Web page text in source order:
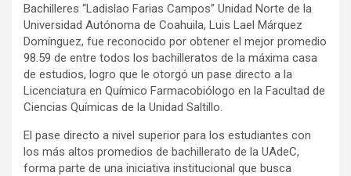
Bachilleres “Ladislao Farias Campos” Unidad Norte de la
Universidad Autónoma de Coahuila, Luis Lael Márquez
Domínguez, fue reconocido por obtener el mejor promedio
98.59 de entre todos los bachilleratos de la máxima casa
de estudios, logro que le otorgó un pase directo a la
Licenciatura en Químico Farmacobiólogo en la Facultad de
Ciencias Químicas de la Unidad Saltillo.
El pase directo a nivel superior para los estudiantes con
los más altos promedios de bachillerato de la UAdeC,
forma parte de una iniciativa institucional que busca